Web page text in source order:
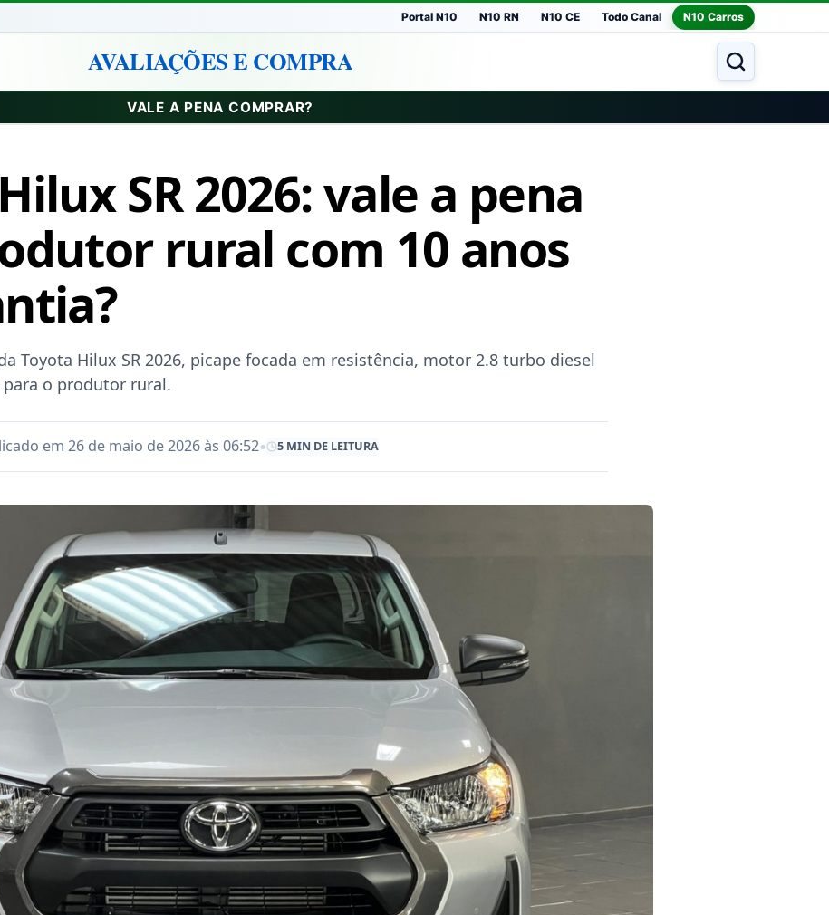
Portal N10 N10 RN N10 CE Todo Canal N10 Carros
AVALIAÇÕES E COMPRA
VALE A PENA COMPRAR?
SR 2026: vale a pena
rural com 10 anos
Toyota Hilux SR 2026, picape focada em resistência, motor 2.8 turbo diesel
o produtor rural.
em 26 de maio de 2026 às 06:52• 5 MIN DE LEITURA